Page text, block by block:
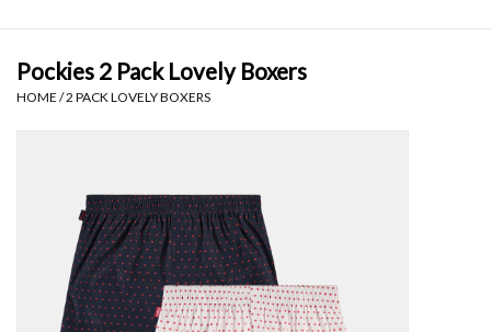
Schoenen
Pockies 2 Pack Lovely Boxers
HOME /2 PACK LOVELY BOXERS